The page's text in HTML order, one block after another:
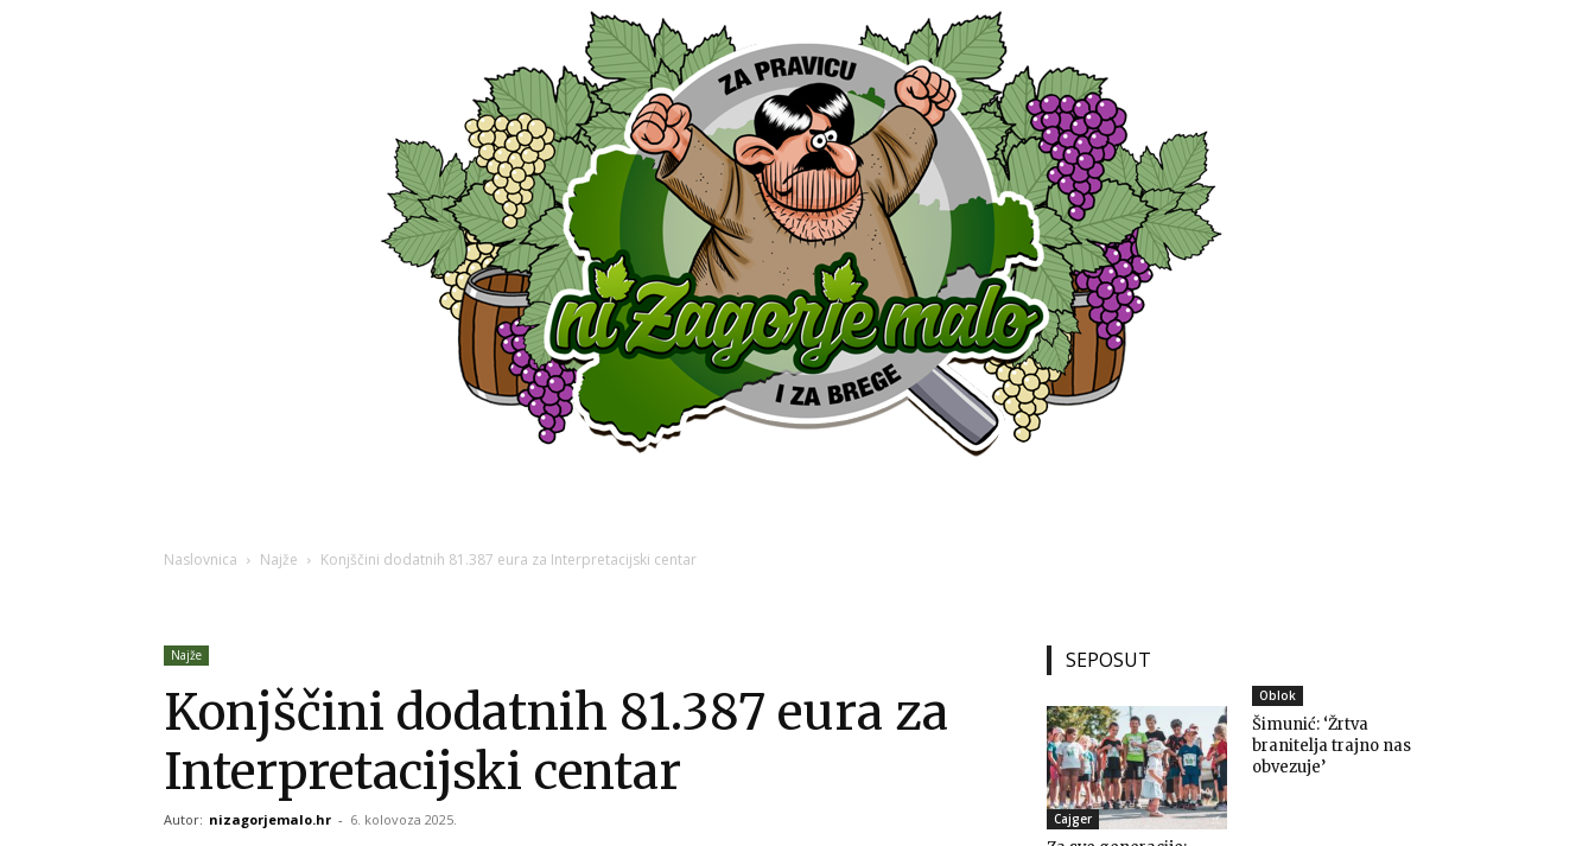
Zagorje
Naslovnica Najže Konjščini dodatnih 81.387 eura za Interpretacijski centar
Najže
Konjščini dodatnih 81.387 eura za
Interpretacijski centar
Autor: nizagorjemalo.hr - 6. kolovoza 2025.
SEPOSUT
Cajger
Oblok
Šimunić: ‘Žrtva
branitelja trajno nas
obvezuje’